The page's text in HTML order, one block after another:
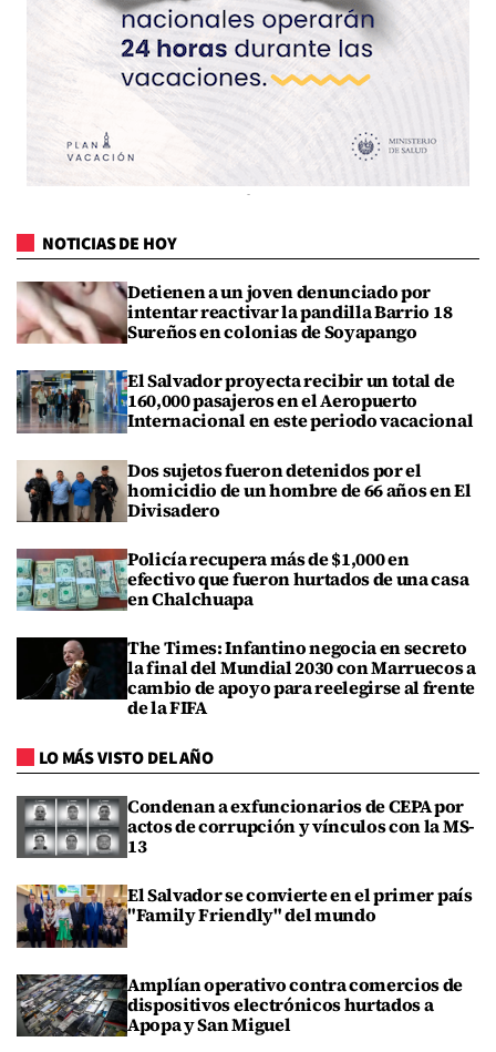
NOTICIAS DE HOY
Detienen a un joven denunciado por
intentar reactivar la pandilla Barrio 18
Sureños en colonias de Soyapango
El Salvador proyecta recibir un total de
160,000 pasajeros en el Aeropuerto
Internacional en este periodo vacacional
Dos sujetos fueron detenidos por el
homicidio de un hombre de 66 años en El
Divisadero
Policía recupera más de $1,000 en
efectivo que fueron hurtados de una casa
en Chalchuapa
The Times: Infantino negocia en secreto
la final del Mundial 2030 con Marruecos a
cambio de apoyo para reelegirse al frente
de la FIFA
LO MÁS VISTO DEL AÑO
Condenan a exfuncionarios de CEPA por
actos de corrupción y vínculos con la MS-
13
El Salvador se convierte en el primer país
"Family Friendly" del mundo
Amplían operativo contra comercios de
dispositivos electrónicos hurtados a
Apopa y San Miguel